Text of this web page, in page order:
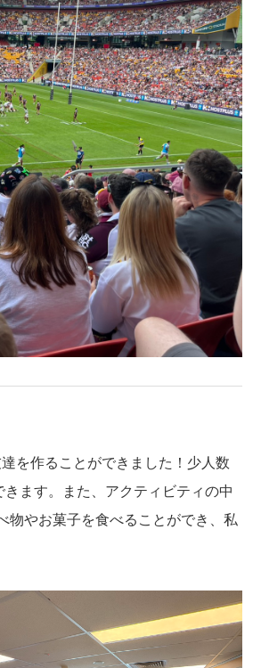
を作ることができました！少人数
ます。また、アクティビティの中
やお菓子を食べることができ、私